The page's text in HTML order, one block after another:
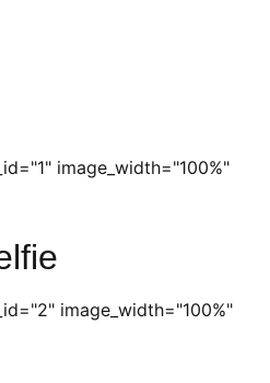
image_width="100%"
image_width="100%"